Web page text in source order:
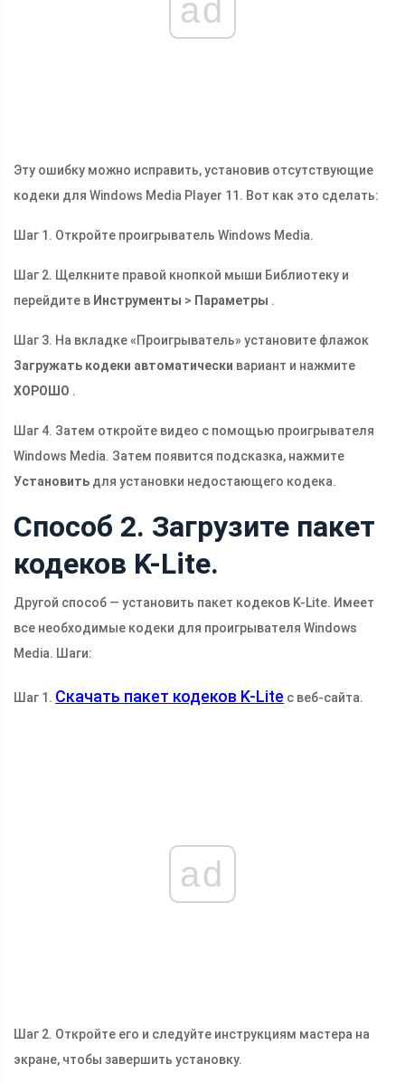
ad
Эту ошибку можно исправить, установив отсутствующие
кодеки для Windows Media Player 11. Вот как это сделать:
Шаг 1. Откройте проигрыватель Windows Media.
Шаг 2. Щелкните правой кнопкой мыши Библиотеку и
перейдите в Инструменты > Параметры .
Шаг 3. На вкладке «Проигрыватель» установите флажок
Загружать кодеки автоматически вариант и нажмите
ХОРОШО .
Шаг 4. Затем откройте видео с помощью проигрывателя
Windows Media. Затем появится подсказка, нажмите
Установить для установки недостающего кодека.
Способ 2. Загрузите пакет
кодеков K-Lite.
Другой способ — установить пакет кодеков K-Lite. Имеет
все необходимые кодеки для проигрывателя Windows
Media. Шаги:
Шаг 1. Скачать пакет кодеков K-Lite с веб-сайта.
ad
Шаг 2. Откройте его и следуйте инструкциям мастера на
экране, чтобы завершить установку.